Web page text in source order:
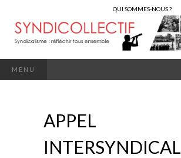
QUI SOMMES-NOUS ?
MENU
APPEL
INTERSYNDICAL